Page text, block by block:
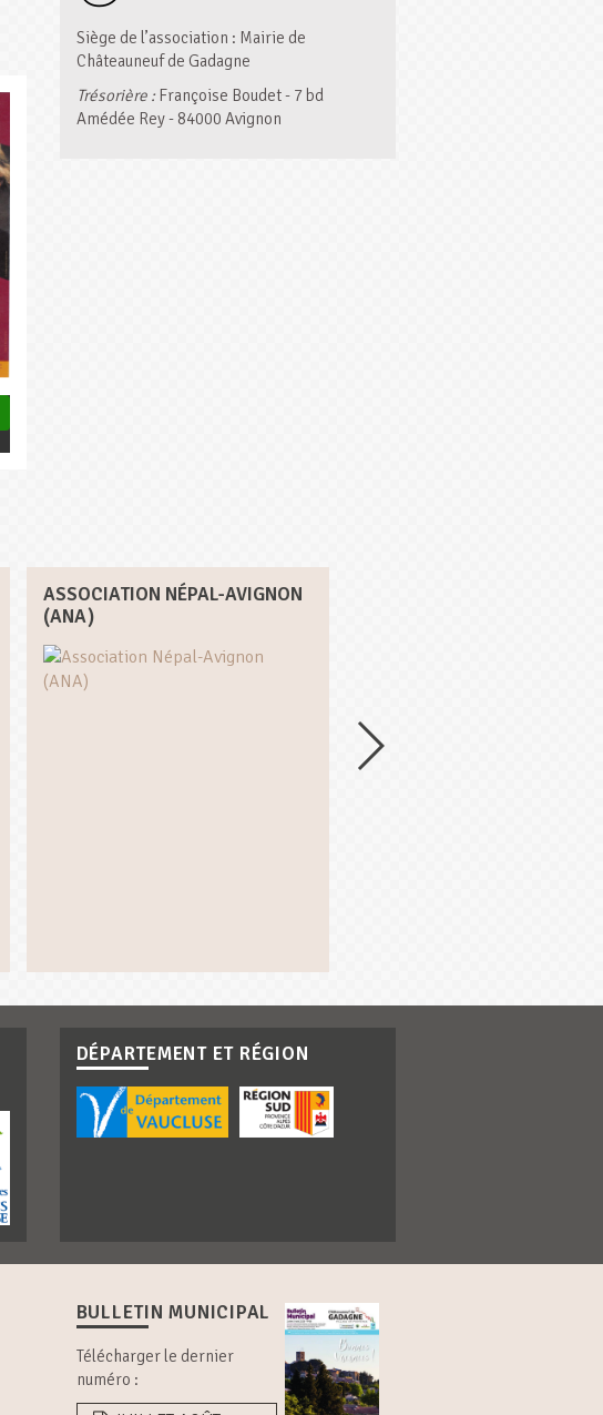
Siège de l’association : Mairie de
Châteauneuf de Gadagne
Trésorière :Françoise Boudet - 7 bd
Amédée Rey - 84000 Avignon
ASSOCIATION NÉPAL-AVIGNON
(ANA)
DÉPARTEMENT ET RÉGION
BULLETIN MUNICIPAL
Télécharger le dernier
numéro :